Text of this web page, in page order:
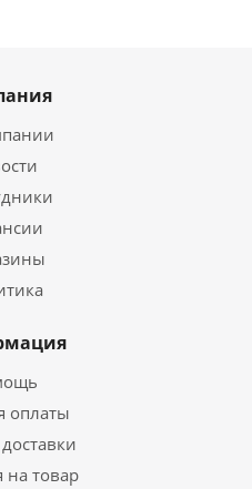
оплаты
на товар